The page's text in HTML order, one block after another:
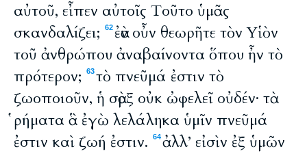
αὐτοῦ, εἶπεν αὐτοῖς Τοῦτο ὑμᾶς
σκανδαλίζει;
62 ἐὰν οὖν θεωρῆτε τὸν Υἱὸν
τοῦ ἀνθρώπου ἀναβαίνοντα ὅπου ἦν τὸ
πρότερον;
63τὸ πνεῦμά ἐστιν τὸ
ζωοποιοῦν, ἡ σὰρξ οὐκ ὠφελεῖ οὐδέν· τὰ
ῥήματα ἃ ἐγὼ λελάληκα ὑμῖν πνεῦμά
ἐστιν καὶ ζωή ἐστιν.
64ἀλλ’ εἰσὶν ἐξ ὑμῶν